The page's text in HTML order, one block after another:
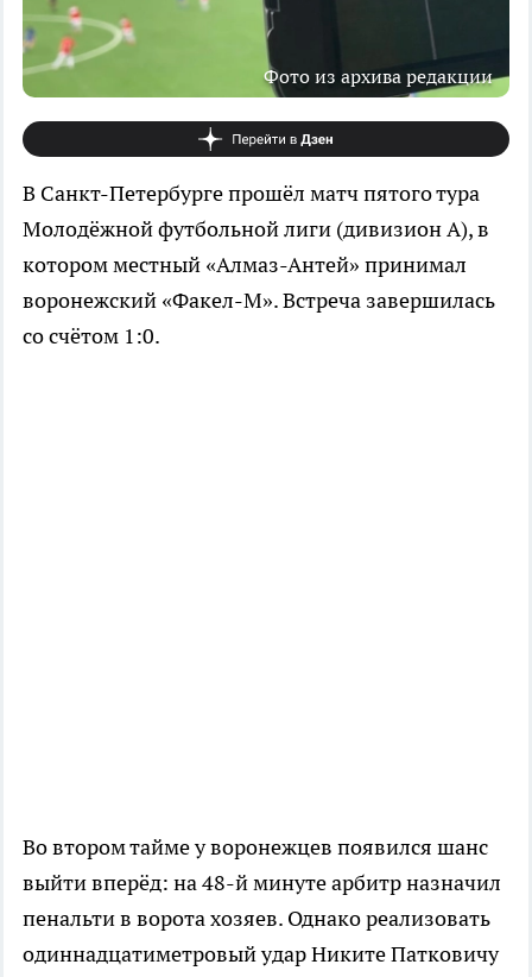
Фото из архива редакции
В Санкт-Петербурге прошёл матч пятого тура
Молодёжной футбольной лиги (дивизион А), в
котором местный «Алмаз-Антей» принимал
воронежский «Факел-М». Встреча завершилась
со счётом 1:0.
Во втором тайме у воронежцев появился шанс
выйти вперёд: на 48-й минуте арбитр назначил
пенальти в ворота хозяев. Однако реализовать
одиннадцатиметровый удар Никите Патковичу